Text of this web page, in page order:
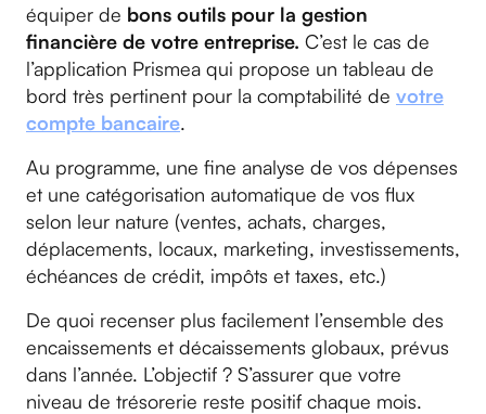
équiper de bons outils pour la gestion
financière de votre entreprise. C’est le cas de
l’application Prismea qui propose un tableau de
bord très pertinent pour la comptabilité de votre
compte bancaire.
Au programme, une fine analyse de vos dépenses
et une catégorisation automatique de vos flux
selon leur nature (ventes, achats, charges,
déplacements, locaux, marketing, investissements,
échéances de crédit, impôts et taxes, etc.)
De quoi recenser plus facilement l’ensemble des
encaissements et décaissements globaux, prévus
dans l’année. L’objectif ? S’assurer que votre
niveau de trésorerie reste positif chaque mois.